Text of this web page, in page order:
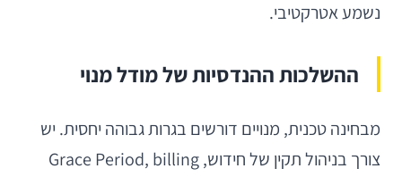
נשמע אטרקטיבי.
ההשלכות ההנדסיות של מודל מנוי
מבחינה טכנית, מנויים דורשים בגרות גבוהה יחסית. יש
צורך בניהול תקין של חידוש, Grace Period, billing